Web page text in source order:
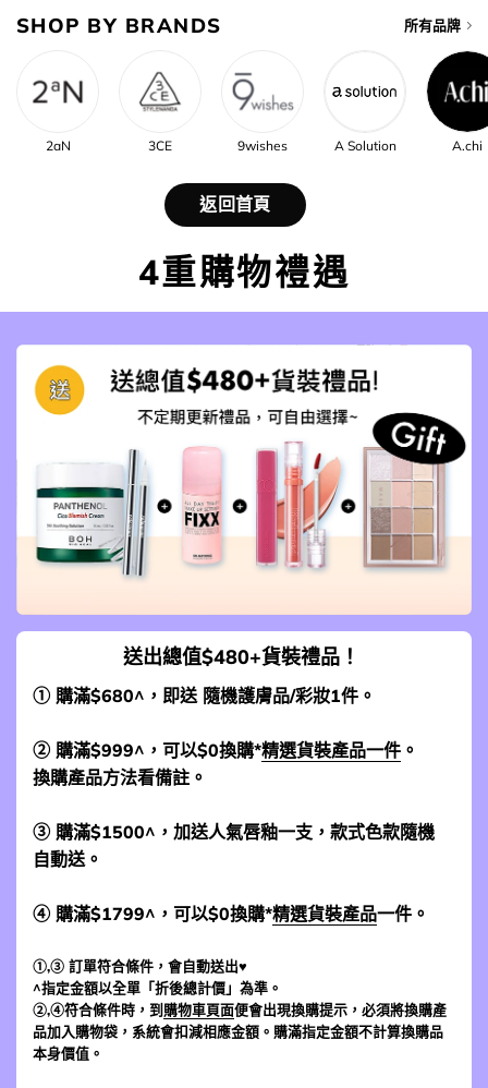
SHOP BY BRANDS 所有品牌
2aN 3CE 9wishes A Solution A.chi
返回首頁
4重購物禮遇
送出總值$480+貨裝禮品！
① 購滿$680^，即送 隨機護膚品/彩妝1件。
② 購滿$999^，可以$0換購*精選貨裝產品一件 。
換購產品方法看備註。
③ 購滿$1500^，加送人氣唇釉一支，款式色款隨機
自動送。
④ 購滿$1799^，可以$0換購*精選貨裝產品一件。
①,③ 訂單符合條件，會自動送出♥
^指定金額以全單「折後總計價」為準。
②,④符合條件時，到 購物車頁面便會出現換購提示，必須將換購產
品加入購物袋，系統會扣減相應金額。購滿指定金額不計算換購品
本身價值。